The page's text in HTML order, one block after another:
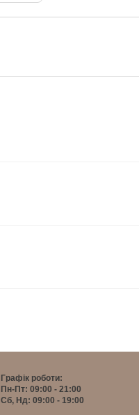
Графік роботи:
Пн-Пт: 09:00 - 21:00
Сб, Нд: 09:00 - 19:00